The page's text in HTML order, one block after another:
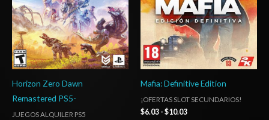
Horizon Zero Dawn
Remastered PS5-
JUEGOS ALQUILER PS5
Mafia: Definitive Edition
¡OFERTAS SLOT SECUNDARIOS!
$6.03 - $10.03